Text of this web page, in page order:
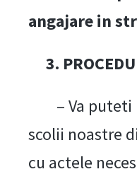
angajare in
3.
– Va puteti
scolii noastre
cu actele